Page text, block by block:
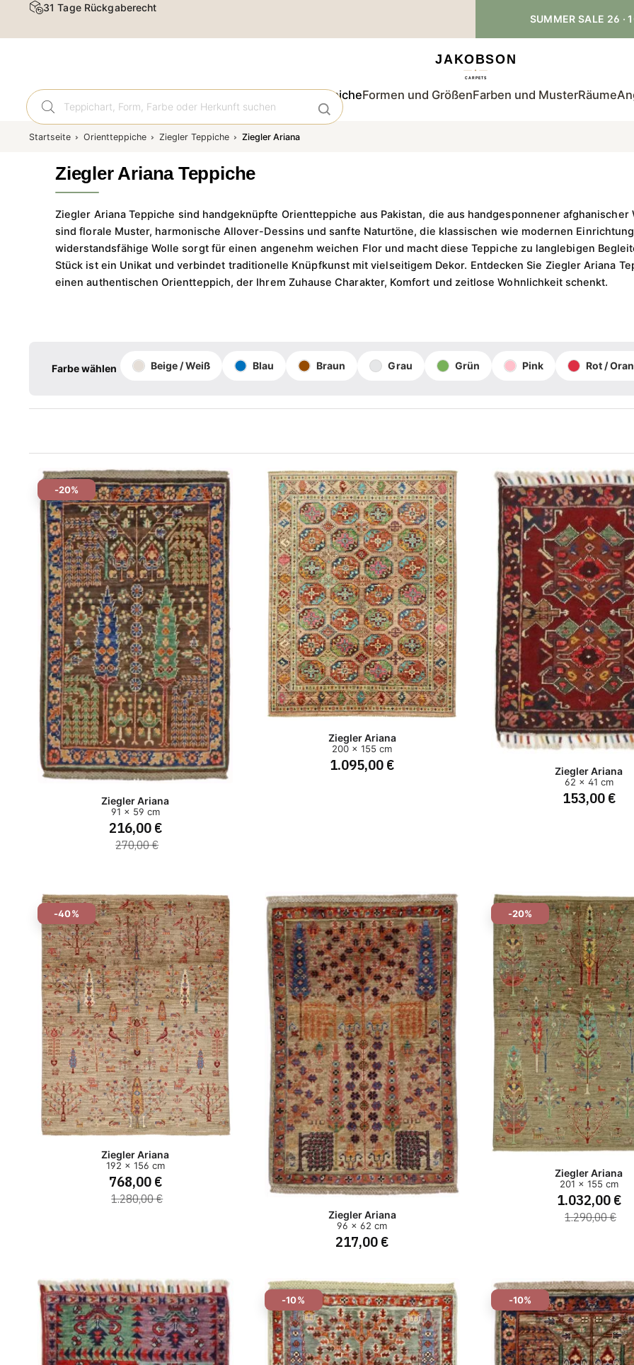
Kostenloser Versand & Rückversand
SUMMER SALE 26
OrientteppicheFormen und GrößenFarben und MusterRäume
Startseite Orientteppiche Ziegler Teppiche Ziegler Ariana
Ziegler Ariana Teppiche
Ziegler Ariana Teppiche sind handgeknüpfte Orientteppiche aus Pakistan, die aus handgesponnener
sind florale Muster, harmonische Allover-Dessins und sanfte Naturtöne, die klassischen wie modernen
widerstandsfähige Wolle sorgt für einen angenehm weichen Flor und macht diese Teppiche zu langlebigen
Stück ist ein Unikat und verbindet traditionelle Knüpfkunst mit vielseitigem Dekor. Entdecken Sie Ziegler Ariana
einen authentischen Orientteppich, der Ihrem Zuhause Charakter, Komfort und zeitlose Wohnlichkeit schenkt.
Farbe wählen Beige / Weiß Blau Braun Grau Grün Pink Rot /
-20%
Ziegler Ariana
91 x 59 cm
216,00 €
270,00 €
Ziegler Ariana
200 x 155 cm
1.095,00 € Ziegler Ariana
62 x 41 cm
153,00 €
-40%
Ziegler Ariana
192 x 156 cm
768,00 €
1.280,00 €
Ziegler Ariana
96 x 62 cm
217,00 €
-20%
Ziegler Ariana
201 x 155 cm
1.032,00 €
1.290,00 €
-10% -10%